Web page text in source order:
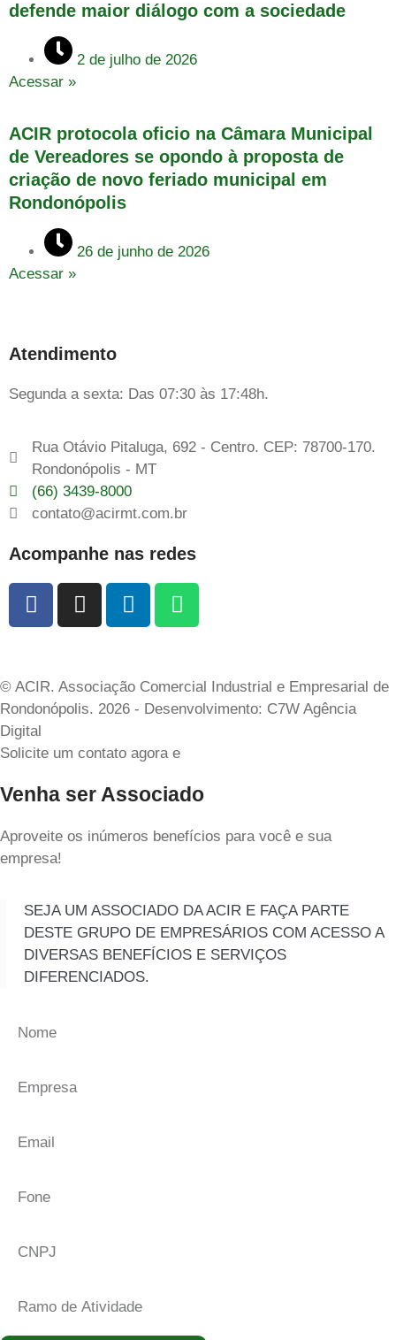
defende maior diálogo com a sociedade
2 de julho de 2026
Acessar »
ACIR protocola oficio na Câmara Municipal
de Vereadores se opondo à proposta de
criação de novo feriado municipal em
Rondonópolis
26 de junho de 2026
Acessar »
Atendimento
Segunda a sexta: Das 07:30 às 17:48h.
Rua Otávio Pitaluga, 692 - Centro. CEP: 78700-170.
Rondonópolis - MT
(66) 3439-8000
contato@acirmt.com.br
Acompanhe nas redes
© ACIR. Associação Comercial Industrial e Empresarial de
Rondonópolis. 2026 - Desenvolvimento: C7W Agência
Digital
Solicite um contato agora e
Venha ser Associado
Aproveite os inúmeros benefícios para você e sua
empresa!
SEJA UM ASSOCIADO DA ACIR E FAÇA PARTE
DESTE GRUPO DE EMPRESÁRIOS COM ACESSO A
DIVERSAS BENEFÍCIOS E SERVIÇOS
DIFERENCIADOS.